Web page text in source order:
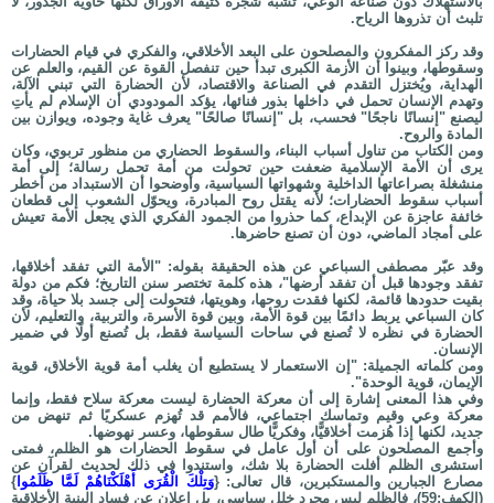
تلبث أن تذروها الرياح.
وقد ركز المفكرون والمصلحون على البعد الأخلاقي، والفكري في قيام الحضارات
وسقوطها، وبينوا أن الأزمة الكبرى تبدأ حين تنفصل القوة عن القيم، والعلم عن
الهداية، ويُختزل التقدم في الصناعة والاقتصاد، لأن الحضارة التي تبني الآلة،
وتهدم الإنسان تحمل في داخلها بذور فنائها، يؤكد المودودي أن الإسلام لم يأتِ
ليصنع "إنسانًا ناجحًا" فحسب، بل "إنسانًا صالحًا" يعرف غاية وجوده، ويوازن بين
المادة والروح.
ومن الكتاب من تناول أسباب البناء، والسقوط الحضاري من منظور تربوي، وكان
يرى أن الأمة الإسلامية ضعفت حين تحولت من أمة تحمل رسالة؛ إلى أمة
منشغلة بصراعاتها الداخلية وشهواتها السياسية، وأوضحوا أن الاستبداد من أخطر
أسباب سقوط الحضارات؛ لأنه يقتل روح المبادرة، ويحوّل الشعوب إلى قطعان
خائفة عاجزة عن الإبداع، كما حذروا من الجمود الفكري الذي يجعل الأمة تعيش
على أمجاد الماضي، دون أن تصنع حاضرها.
وقد عبّر مصطفى السباعي عن هذه الحقيقة بقوله: "الأمة التي تفقد أخلاقها،
تفقد وجودها قبل أن تفقد أرضها"، هذه كلمة تختصر سنن التاريخ؛ فكم من دولة
بقيت حدودها قائمة، لكنها فقدت روحها، وهويتها، فتحولت إلى جسد بلا حياة، وقد
كان السباعي يربط دائمًا بين قوة الأمة، وبين قوة الأسرة، والتربية، والتعليم، لأن
الحضارة في نظره لا تُصنع في ساحات السياسة فقط، بل تُصنع أولًا في ضمير
الإنسان.
ومن كلماته الجميلة: "إن الاستعمار لا يستطيع أن يغلب أمة قوية الأخلاق، قوية
الإيمان، قوية الوحدة".
وفي هذا المعنى إشارة إلى أن معركة الحضارة ليست معركة سلاح فقط، وإنما
معركة وعي وقيم وتماسك اجتماعي، فالأمم قد تُهزم عسكريًا ثم تنهض من
جديد، لكنها إذا هُزمت أخلاقيًّا، وفكريًّا طال سقوطها، وعسر نهوضها.
وأجمع المصلحون على أن أول عامل في سقوط الحضارات هو الظلم، فمتى
استشرى الظلم أفلت الحضارة بلا شك، واستندوا في ذلك لحديث لقرآن عن
مصارع الجبارين والمستكبرين، قال تعالى: {وَتِلْكَ الْقُرَى أَهْلَكْنَاهُمْ لَمَّا ظَلَمُوا }
(الكهف:59)، فالظلم ليس مجرد خلل سياسي، بل إعلان عن فساد البنية الأخلاقية